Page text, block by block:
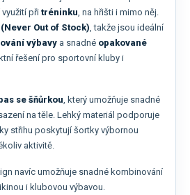
při tréninku, na hřišti i mimo něj.
(Never Out of Stock), takže jsou ideální
výbavy a snadné opakované
řešení pro sportovní kluby i
se šňůrkou, který umožňuje snadné
na těle. Lehký materiál podporuje
střihu poskytují šortky výbornou
aktivitě.
navíc umožňuje snadné kombinování
i klubovou výbavou.